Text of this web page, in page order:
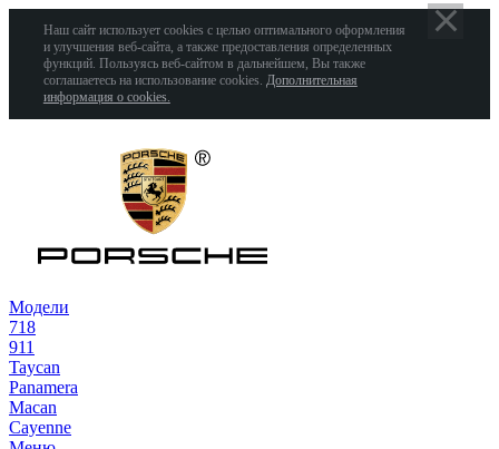
Наш сайт использует cookies с целью оптимального оформления
и улучшения веб-сайта, а также предоставления определенных
функций. Пользуясь веб-сайтом в дальнейшем, Вы также
соглашаетесь на использование cookies. Дополнительная
информация о cookies.
Модели
718
911
Taycan
Panamera
Macan
Cayenne